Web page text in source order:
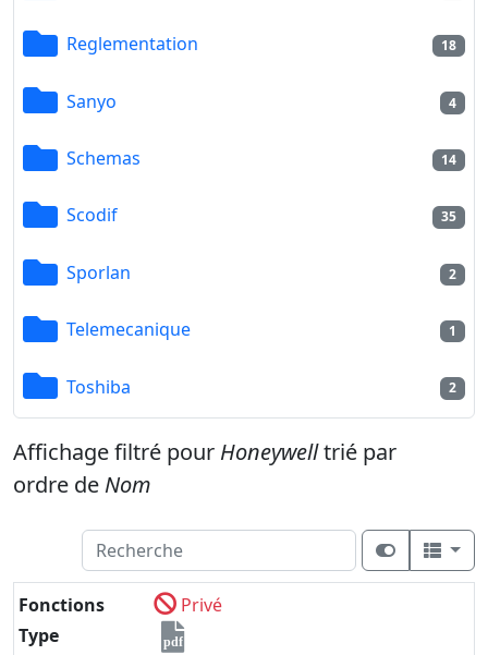
Reglementation 18
Sanyo 4
Schemas 14
Scodif 35
Sporlan 2
Telemecanique 1
Toshiba 2
Affichage filtré pour Honeywelltrié par
ordre de Nom
Fonctions
Privé
Type
pdf